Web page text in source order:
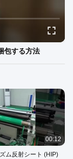
包する方法
00:12
ム反射シート (HIP)